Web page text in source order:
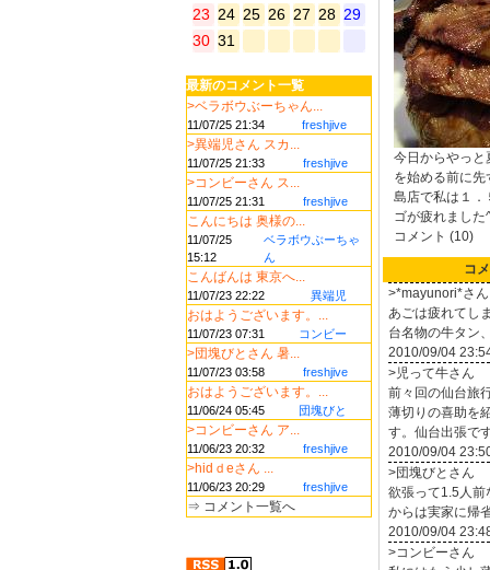
23 24 25 26 27 28 29
30 31
最新のコメント一覧
>ベラボウぶーちゃん...
11/07/25 21:34 freshjive
>異端児さん スカ...
11/07/25 21:33 freshjive
>コンビーさん ス...
11/07/25 21:31 freshjive
こんにちは 奥様の...
11/07/25
15:12
ベラボウぶーちゃ
ん
こんばんは 東京へ...
11/07/23 22:22 異端児
おはようございます。...
11/07/23 07:31 コンビー
>団塊びとさん 暑...
11/07/23 03:58 freshjive
おはようございます。...
11/06/24 05:45 団塊びと
>コンビーさん ア...
11/06/23 20:32 freshjive
>hidｄeさん ...
11/06/23 20:29 freshjive
⇒ コメント一覧へ
今日からやっと
を始める前に
島店で私は１．
ゴが疲れました
コメント (10)
コ
>*mayunori*さん
あごは疲れてし
台名物の牛タン
2010/09/04
>児って牛さん
前々回の仙台旅
薄切りの喜助を
す。仙台出張で
2010/09/04
>団塊びとさん
欲張って1.5人前
からは実家に帰
2010/09/04
>コンビーさん